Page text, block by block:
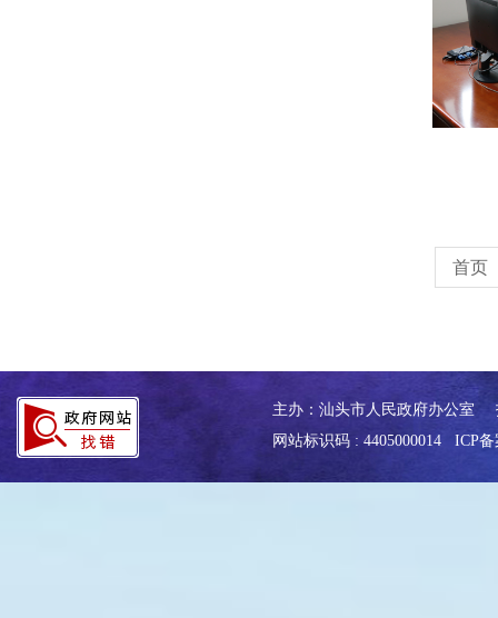
首页
主办：汕头市人民政府办公室
网站标识码 : 4405000014 ICP备